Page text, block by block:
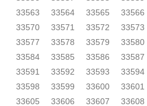
33563
33564 33565 33566
33570
33571 33572 33573
33577
33578 33579 33580
33584
33585 33586 33587
33591
33592 33593 33594
33598
33599 33600 33601
33605
33606 33607 33608